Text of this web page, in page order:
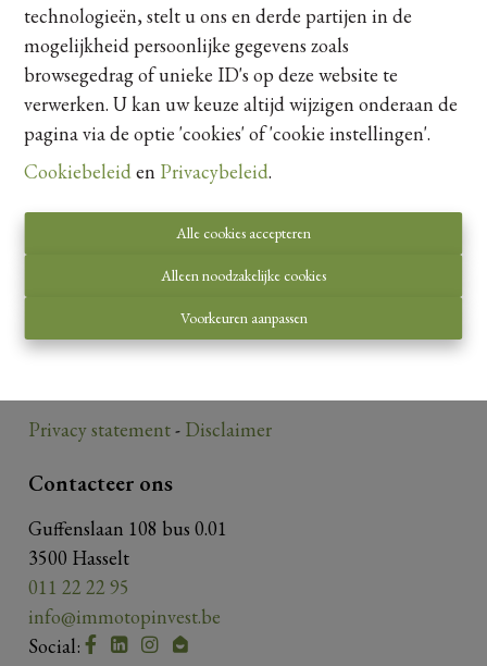
technologieën, stelt u ons en derde partijen in de
mogelijkheid persoonlijke gegevens zoals
browsegedrag of unieke ID's op deze website te
verwerken. U kan uw keuze altijd wijzigen onderaan de
pagina via de optie 'cookies' of 'cookie instellingen'.
Cookiebeleiden Privacybeleid.
Alle cookies accepteren
Alleen noodzakelijke cookies
Voorkeuren aanpassen
Toezichthoudende autoriteit:
Luxemburgstraat 16 B te 1000 Brussel.
Privacy statement- Disclaimer
Contacteer ons
Guffenslaan 108 bus 0.01
3500 Hasselt
011 22 22 95
info@immotopinvest.be
Social: